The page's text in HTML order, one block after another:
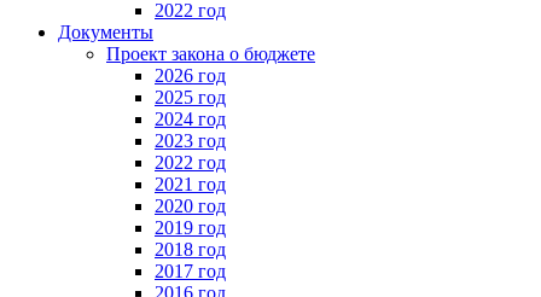
2022 год
Документы
Проект закона о бюджете
2026 год
2025 год
2024 год
2023 год
2022 год
2021 год
2020 год
2019 год
2018 год
2017 год
2016 год